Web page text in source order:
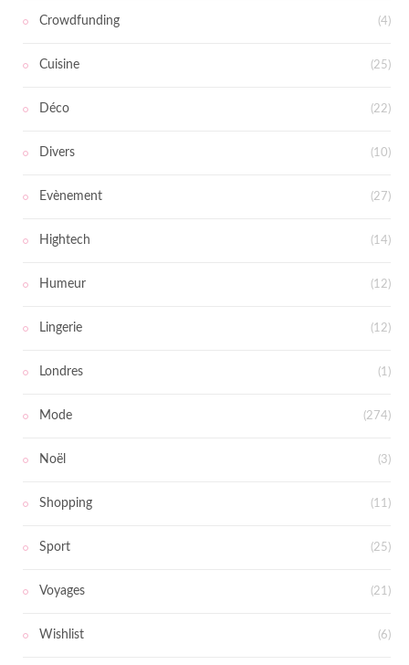
Crowdfunding (4)
Cuisine (25)
Déco (22)
Divers (10)
Evènement (27)
Hightech (14)
Humeur (12)
Lingerie (12)
Londres (1)
Mode (274)
Noël (3)
Shopping (11)
Sport (25)
Voyages (21)
Wishlist (6)